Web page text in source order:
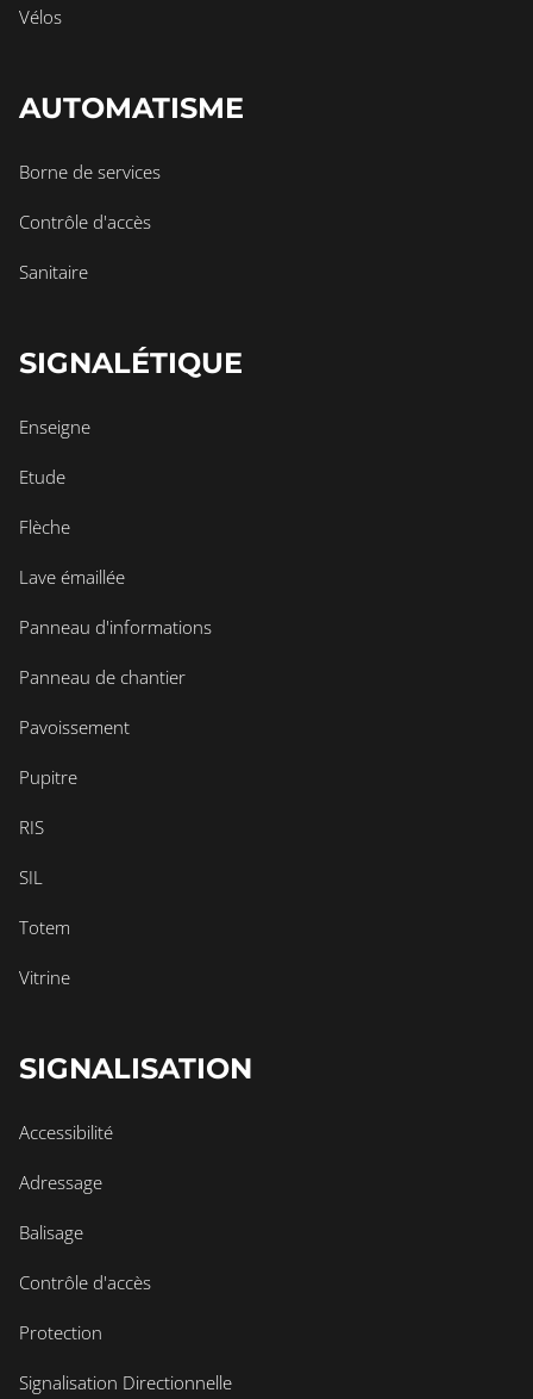
Vélos
AUTOMATISME
Borne de services
Contrôle d'accès
Sanitaire
SIGNALÉTIQUE
Enseigne
Etude
Flèche
Lave émaillée
Panneau d'informations
Panneau de chantier
Pavoissement
Pupitre
RIS
SIL
Totem
Vitrine
SIGNALISATION
Accessibilité
Adressage
Balisage
Contrôle d'accès
Protection
Signalisation Directionnelle